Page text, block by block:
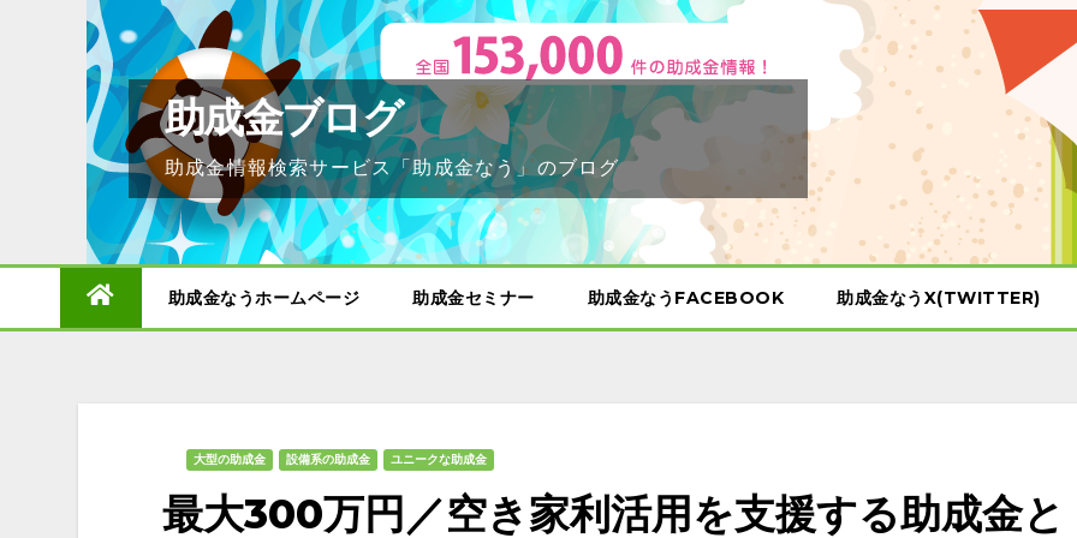
助成金ブログ
助成金情報検索サービス「助成金なう」のブログ
助成金なうホームページ 助成金セミナー 助成金なうFACEBOOK 助成金なうX(TWITTER)
大型の助成金 設備系の助成金 ユニークな助成金
最大300万円／空き家利活用を支援する助成金と